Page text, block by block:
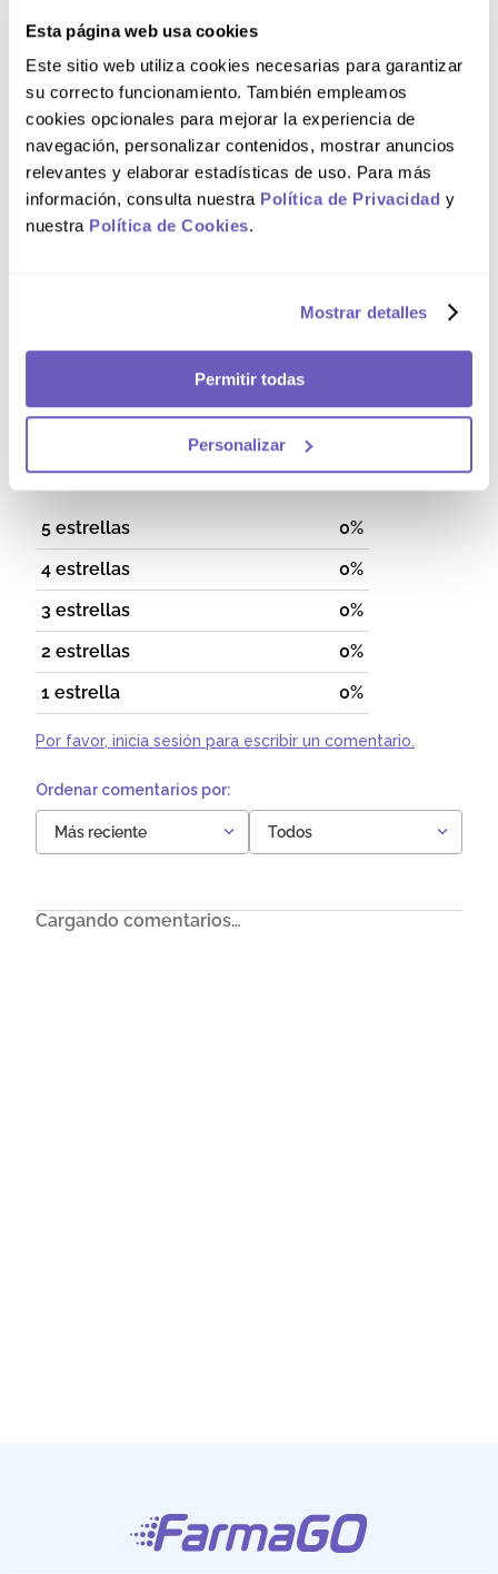
Esta página web usa cookies
Este sitio web utiliza cookies necesarias para garantizar
su correcto funcionamiento. También empleamos
cookies opcionales para mejorar la experiencia de
navegación, personalizar contenidos, mostrar anuncios
relevantes y elaborar estadísticas de uso. Para más
información, consulta nuestra Política de Privacidad y
nuestra Política de Cookies.
Mostrar detalles
Permitir todas
Personalizar
Lactosa, leche desnatada en polvo, aceites vegetales
(aceite de girasol 50%, aceite de coco 28% y aceite de
soja 22%), fosfato bicálcico, aceite de pescado (DHA),
sulfato magnésico, cloruro de colina, 2´Fucosil-
lactosa (HMO), emulgente (Lecitina de soja), aroma de
vainilla, ácido L-ascórbico, inositol, hidróxido cálcico,
sulfato ferroso, taurina, Bifidobacterium animalis
subspecies lactis CECT8145 (BPL1® HT*), acetato de
DL-alfa-tocoferol, sulfato de zinc, antioxidante
(extracto rico en tocoferoles), nicotinamida, L-
yoduro potásico, filoquinona (Vit.K1), selenito sódico,
Contiene leche, soya, lactosa y pescado.Contiene
Comentarios
Cargando el resumen…
5 estrellas
0%
4 estrellas
0%
3 estrellas
0%
2 estrellas
0%
1 estrella
0%
Por favor, inicia sesión para escribir un comentario.
Más reciente Todos
Cargando comentarios…